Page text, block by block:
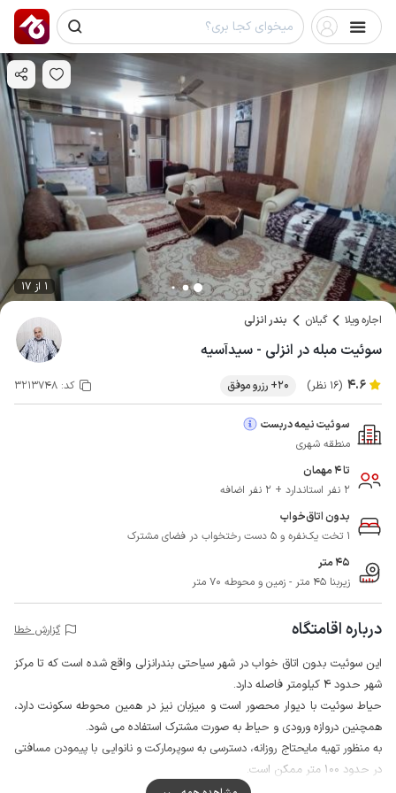
1 از 17
اجاره ویلا گیلان بندر انزلی
سوئیت مبله در انزلی - سیدآسیه
4.6 (16 نظر) 20+ رزرو موفق کد: 3213748
سوئیت نیمه دربست
منطقه شهری
تا 4 مهمان
2 نفر استاندارد + 2 نفر اضافه
بدون اتاق‌خواب
1 تخت یک‌نفره و 5 دست رختخواب در فضای مشترک
45 متر
زیربنا 45 متر - زمین و محوطه 70 متر
درباره اقامتگاه گزارش خطا
این سوئیت بدون اتاق خواب در شهر سیاحتی بندرانزلی واقع شده است که تا مرکز
شهر حدود 4 کیلومتر فاصله دارد.
حیاط سوئیت با دیوار محصور است و میزبان نیز در همین محوطه سکونت دارد،
همچنین دروازه ورودی و حیاط به صورت مشترک استفاده می شود.
به منظور تهیه مایحتاج روزانه، دسترسی به سوپرمارکت و نانوایی با پیمودن مسافتی
در حدود 100 متر ممکن است.